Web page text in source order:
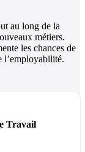
au long de la
métiers.
les chances de
l’employabilité.
Travail